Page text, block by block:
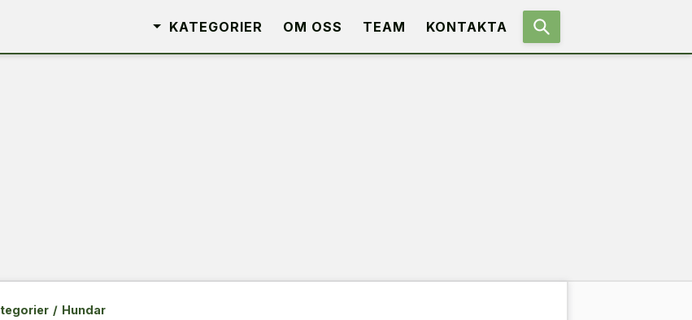
KATEGORIER OM OSS TEAM KONTAKTA
/ Hundar